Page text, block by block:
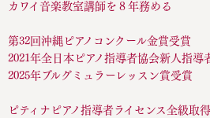
カワイ音楽教室講師を８年務める
第32回沖縄ピアノコンクール金賞受賞
2021年全日本ピアノ指導者協会新人指導
2025年ブルグミュラーレッスン賞受賞
ピティナピアノ指導者ライセンス全級取